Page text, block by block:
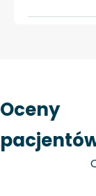
Oceny